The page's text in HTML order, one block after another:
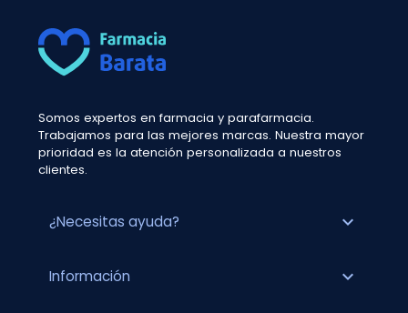
Somos expertos en farmacia y parafarmacia.
Trabajamos para las mejores marcas. Nuestra mayor
prioridad es la atención personalizada a nuestros
clientes.
¿Necesitas ayuda? expand_more
Información expand_more